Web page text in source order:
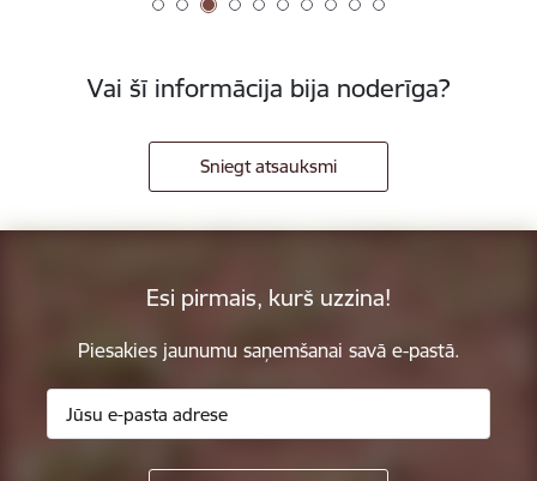
Vai šī informācija bija noderīga?
Sniegt atsauksmi
Esi pirmais, kurš uzzina!
Piesakies jaunumu saņemšanai savā e-pastā.